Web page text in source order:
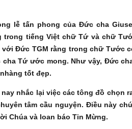
lễ tấn phong của Đức cha
trong tiếng Việt chữ Tứ và chữ
Đức TGM rằng trong chữ Tước
Tứ ước mong. Như vậy, Đức
tốt đẹp.
nhắc lại việc các tông đồ chọn
tâm cầu nguyện. Điều này
Chúa và loan báo Tin Mừng.